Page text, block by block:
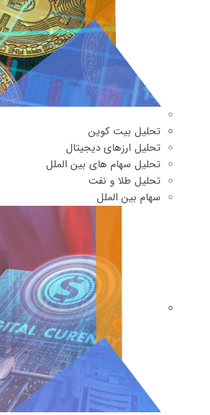
تحلیل بیت کوین
تحلیل ارزهای دیجیتال
تحلیل سهام های بین الملل
تحلیل طلا و نفت
سهام بین الملل